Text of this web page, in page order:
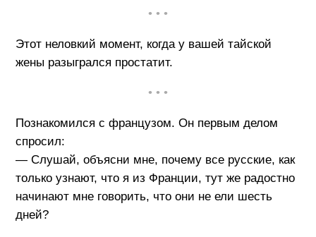
• • •
Этот неловкий момент, когда у вашей тайской
жены разыгрался простатит.
• • •
Познакомился с французом. Он первым делом
спросил:
— Слушай, объясни мне, почему все русские, как
только узнают, что я из Франции, тут же радостно
начинают мне говорить, что они не ели шесть
дней?